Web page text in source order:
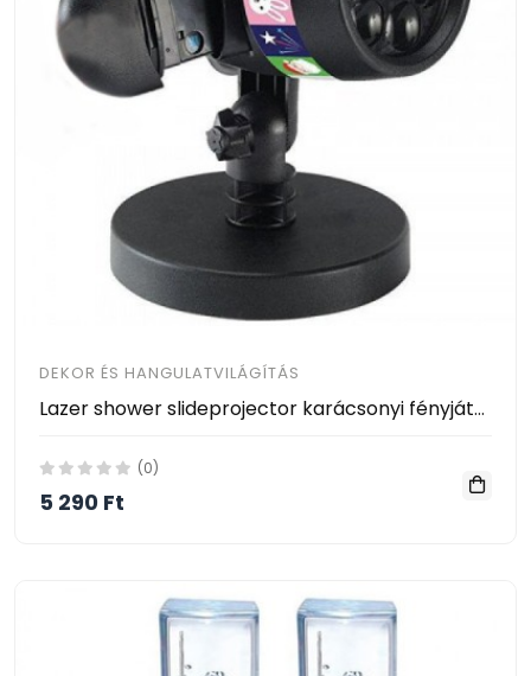
DEKOR ÉS HANGULATVILÁGÍTÁS
Lazer shower slideprojector karácsonyi fényjáték 12 mintával- Az unalmas led fénysorok helyett használj fényjátékot!
(0)
5 290 Ft